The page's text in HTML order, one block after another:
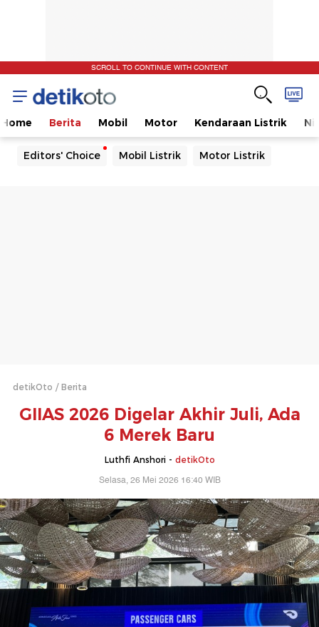
SCROLL TO CONTINUE WITH CONTENT
Home Berita Mobil Motor Kendaraan Listrik
Editors' Choice Mobil Listrik Motor Listrik
detikOto Berita
GIIAS 2026 Digelar Akhir Juli, Ada
6 Merek Baru
Luthfi Anshori - detikOto
Selasa, 26 Mei 2026 16:40 WIB